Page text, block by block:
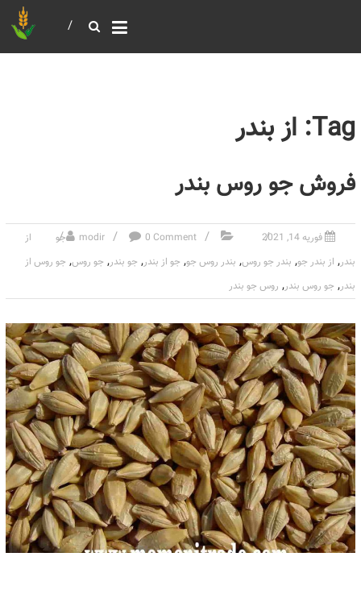
Tag: از بندر
فروش جو روس بندر
فوریه 14, 2021 modir 0 Comment جو
از
بندر, از بندر جو, بندر جو روس, بندر روس جو, جو از بندر, جو بندر, جو روس, جو روس از
بندر, جو روس بندر, روس جو بندر